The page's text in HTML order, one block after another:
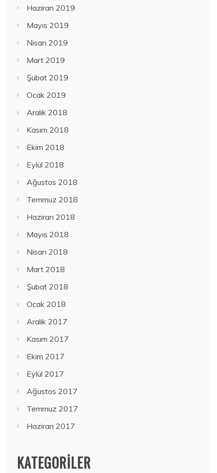
Haziran 2019
Mayıs 2019
Nisan 2019
Mart 2019
Şubat 2019
Ocak 2019
Aralık 2018
Kasım 2018
Ekim 2018
Eylül 2018
Ağustos 2018
Temmuz 2018
Haziran 2018
Mayıs 2018
Nisan 2018
Mart 2018
Şubat 2018
Ocak 2018
Aralık 2017
Kasım 2017
Ekim 2017
Eylül 2017
Ağustos 2017
Temmuz 2017
Haziran 2017
KATEGORILER